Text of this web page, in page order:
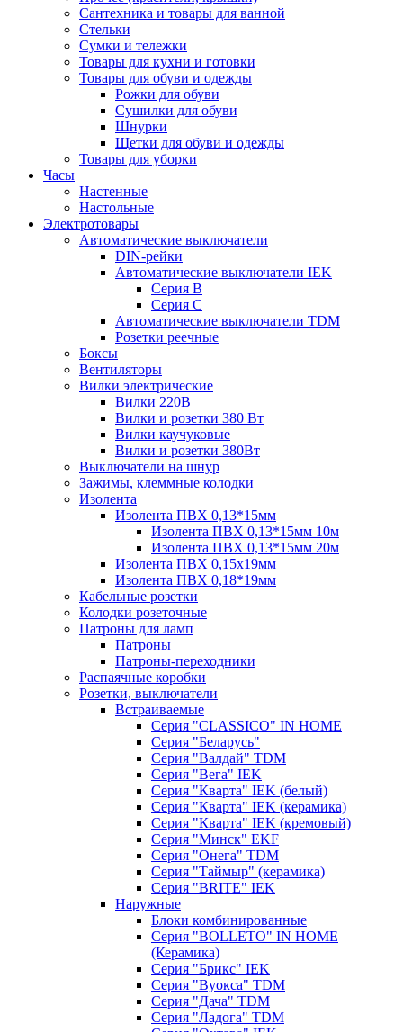
Сантехника и товары для ванной
Стельки
Сумки и тележки
Товары для кухни и готовки
Товары для обуви и одежды
Рожки для обуви
Сушилки для обуви
Шнурки
Щетки для обуви и одежды
Товары для уборки
Часы
Настенные
Настольные
Электротовары
Автоматические выключатели
DIN-рейки
Автоматические выключатели IEK
Серия B
Серия С
Автоматические выключатели TDM
Розетки реечные
Боксы
Вентиляторы
Вилки электрические
Вилки 220В
Вилки и розетки 380 Вт
Вилки каучуковые
Вилки и розетки 380Вт
Выключатели на шнур
Зажимы, клеммные колодки
Изолента
Изолента ПВХ 0,13*15мм
Изолента ПВХ 0,13*15мм 10м
Изолента ПВХ 0,13*15мм 20м
Изолента ПВХ 0,15х19мм
Изолента ПВХ 0,18*19мм
Кабельные розетки
Колодки розеточные
Патроны для ламп
Патроны
Патроны-переходники
Распаячные коробки
Розетки, выключатели
Встраиваемые
Серия "CLASSICO" IN HOME
Серия "Беларусь"
Серия "Валдай" TDM
Серия "Вега" IEK
Серия "Кварта" IEK (белый)
Серия "Кварта" IEK (керамика)
Серия "Кварта" IEK (кремовый)
Серия "Минск" EKF
Серия "Онега" TDM
Серия "Таймыр" (керамика)
Серия "BRITE" IEK
Наружные
Блоки комбинированные
Серия "BОLLETO" IN HOME
(Керамика)
Серия "Брикс" IEK
Серия "Вуокса" TDM
Серия "Дача" TDM
Серия "Ладога" TDM